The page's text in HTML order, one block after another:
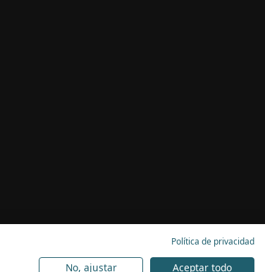
Política de privacidad
No, ajustar Aceptar todo